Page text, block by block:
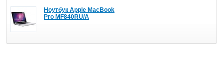
Ноутбук Apple MacBook
Pro MF840RU/A